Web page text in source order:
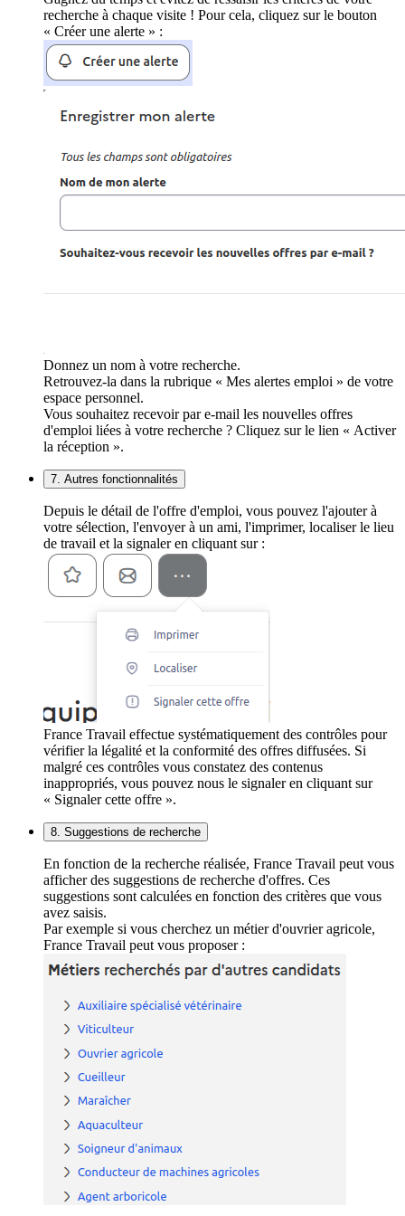
recherche à chaque visite ! Pour cela, cliquez sur le bouton
« Créer une alerte » :
Donnez un nom à votre recherche.
Retrouvez-la dans la rubrique « Mes alertes emploi » de votre
espace personnel.
Vous souhaitez recevoir par e-mail les nouvelles offres
d'emploi liées à votre recherche ? Cliquez sur le lien « Activer
la réception ».
7. Autres fonctionnalités
Depuis le détail de l'offre d'emploi, vous pouvez l'ajouter à
votre sélection, l'envoyer à un ami, l'imprimer, localiser le lieu
de travail et la signaler en cliquant sur :
France Travail effectue systématiquement des contrôles pour
vérifier la légalité et la conformité des offres diffusées. Si
malgré ces contrôles vous constatez des contenus
inappropriés, vous pouvez nous le signaler en cliquant sur
« Signaler cette offre ».
8. Suggestions de recherche
En fonction de la recherche réalisée, France Travail peut vous
afficher des suggestions de recherche d'offres. Ces
suggestions sont calculées en fonction des critères que vous
avez saisis.
Par exemple si vous cherchez un métier d'ouvrier agricole,
France Travail peut vous proposer :